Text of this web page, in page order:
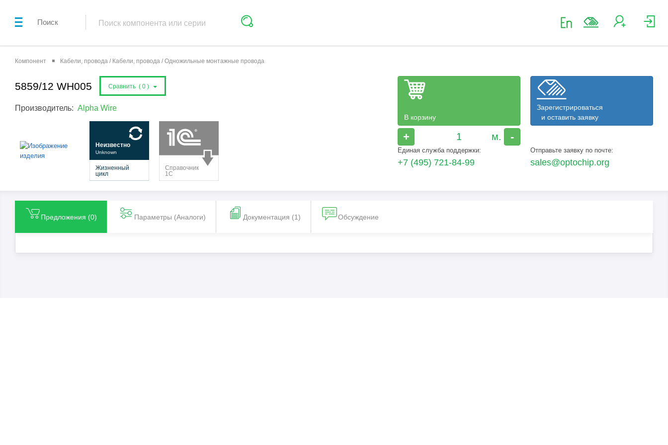
Поиск
Компонент Кабели, провода / Кабели, провода / Одножильные монтажные провода
5859/12 WH005 Сравнить ( 0 )
Производитель: Alpha Wire
В корзину
+ -
Зарегистрироваться
и оставить заявку
Единая служба поддержки:
+7 (495) 721-84-99
Отправьте заявку по почте:
sales@optochip.org
Предложения (0) Параметры (Aналоги) Документация (1) Обсуждение